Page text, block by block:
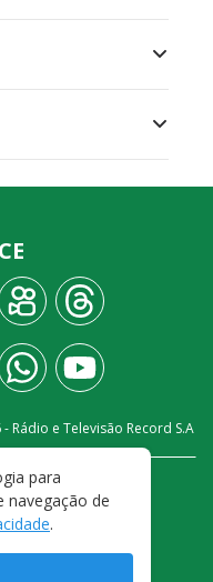
- Rádio e Televisão Record S.A
PRIVACIDADE
DE USO
para
navegação de
.